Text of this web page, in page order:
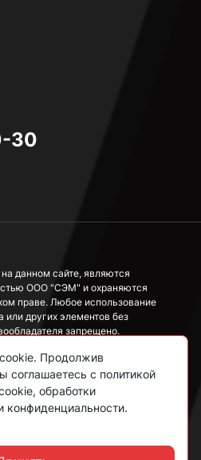
30
данном сайте, являются
ООО "СЭМ" и охраняются
праве. Любое использование
или других элементов без
запрещено.
сайте, носит исключительно
может рассматриваться как
со ст. 437 ГК РФ.
Продолжив
соглашаетесь с политикой
обработки
конфиденциальности.